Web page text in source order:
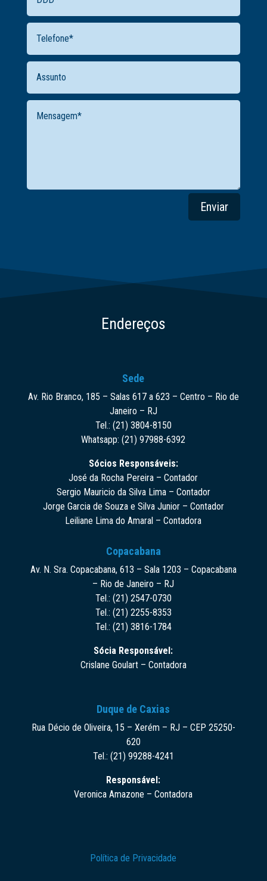
Enviar
Endereços
Sede
Av. Rio Branco, 185 – Salas 617 a 623 – Centro – Rio de
Janeiro – RJ
Tel.: (21) 3804-8150
Whatsapp: (21) 97988-6392
Sócios Responsáveis:
José da Rocha Pereira – Contador
Sergio Mauricio da Silva Lima – Contador
Jorge Garcia de Souza e Silva Junior – Contador
Leiliane Lima do Amaral – Contadora
Copacabana
Av. N. Sra. Copacabana, 613 – Sala 1203 – Copacabana
– Rio de Janeiro – RJ
Tel.: (21) 2547-0730
Tel.: (21) 2255-8353
Tel.: (21) 3816-1784
Sócia Responsável:
Crislane Goulart – Contadora
Duque de Caxias
Rua Décio de Oliveira, 15 – Xerém – RJ – CEP 25250-
620
Tel.: (21) 99288-4241
Responsável:
Veronica Amazone – Contadora
Política de Privacidade